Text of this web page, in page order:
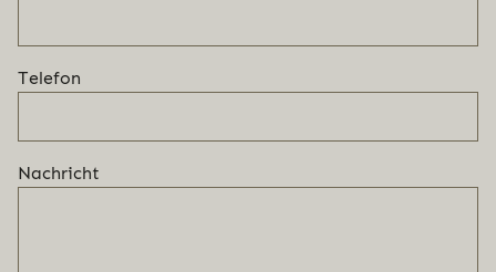
Telefon
Nachricht